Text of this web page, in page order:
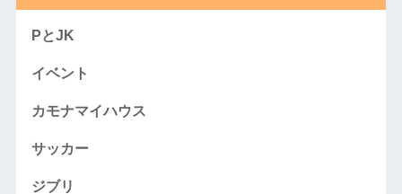
PとJK
イベント
カモナマイハウス
サッカー
ジブリ